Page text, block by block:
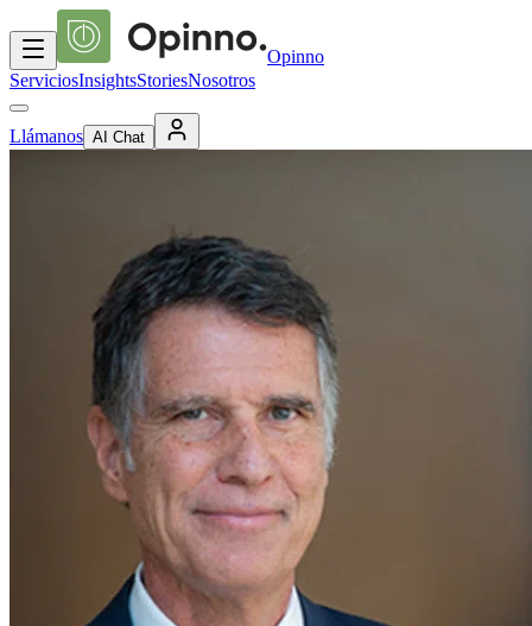
Opinno
ServiciosInsightsStoriesNosotros
Llámanos AI Chat